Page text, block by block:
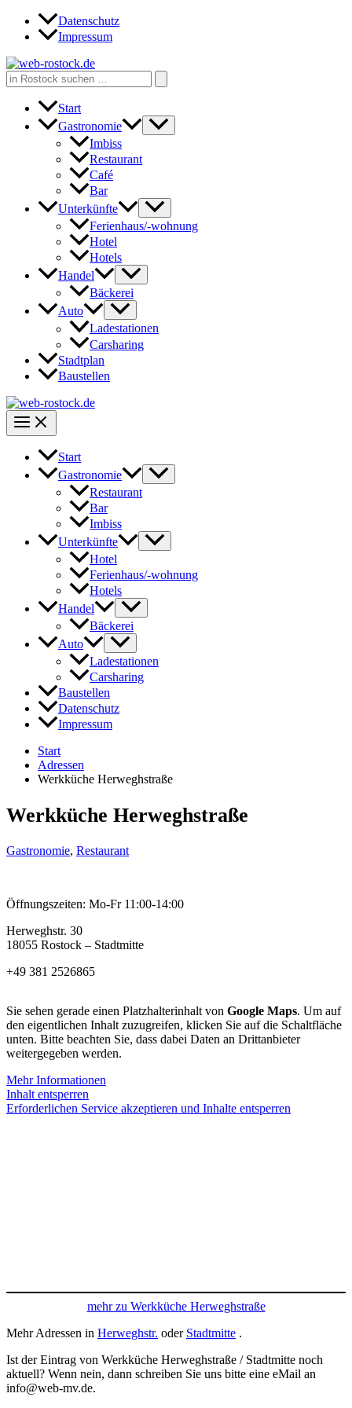
Zum
Inhalt
Datenschutz
Impressum
Search
for:
Start
Gastronomie
Imbiss
Restaurant
Café
Bar
Unterkünfte
Ferienhaus/-wohnung
Hotel
Hotels
Handel
Bäckerei
Auto
Ladestationen
Carsharing
Stadtplan
Baustellen
Start
Gastronomie
Restaurant
Bar
Imbiss
Unterkünfte
Hotel
Ferienhaus/-wohnung
Hotels
Handel
Bäckerei
Auto
Ladestationen
Carsharing
Baustellen
Datenschutz
Impressum
Start
Adressen
Werkküche Herweghstraße
Werkküche Herweghstraße
Gastronomie, Restaurant
Öffnungszeiten: Mo-Fr 11:00-14:00
Herweghstr. 30
18055 Rostock – Stadtmitte
+49 381 2526865
Sie sehen gerade einen Platzhalterinhalt von Google Maps. Um auf
den eigentlichen Inhalt zuzugreifen, klicken Sie auf die Schaltfläche
unten. Bitte beachten Sie, dass dabei Daten an Drittanbieter
weitergegeben werden.
Mehr Informationen
Inhalt entsperren
Erforderlichen Service akzeptieren und Inhalte entsperren
mehr zu Werkküche Herweghstraße
Mehr Adressen in Herweghstr. oder Stadtmitte .
Ist der Eintrag von Werkküche Herweghstraße / Stadtmitte noch
aktuell? Wenn nein, dann schreiben Sie uns bitte eine eMail an
info@web-mv.de.